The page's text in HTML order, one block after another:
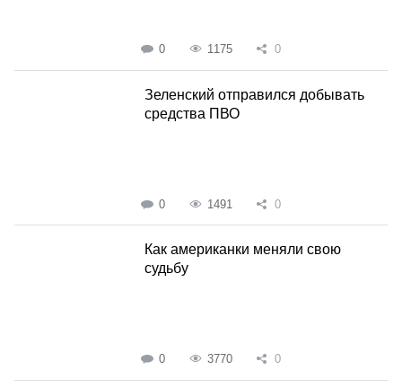
0 1175 0
Зеленский отправился добывать
средства ПВО
0 1491 0
Как американки меняли свою
судьбу
0 3770 0